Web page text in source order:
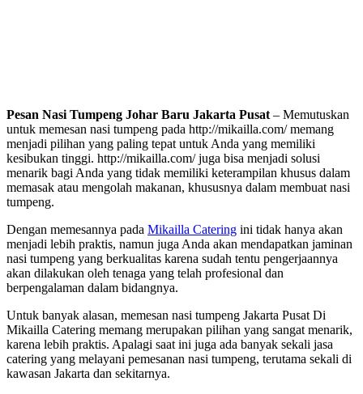
Pesan Nasi Tumpeng Johar Baru Jakarta Pusat – Memutuskan
untuk memesan nasi tumpeng pada http://mikailla.com/ memang
menjadi pilihan yang paling tepat untuk Anda yang memiliki
kesibukan tinggi. http://mikailla.com/ juga bisa menjadi solusi
menarik bagi Anda yang tidak memiliki keterampilan khusus dalam
memasak atau mengolah makanan, khususnya dalam membuat nasi
tumpeng.
Dengan memesannya pada Mikailla Catering ini tidak hanya akan
menjadi lebih praktis, namun juga Anda akan mendapatkan jaminan
nasi tumpeng yang berkualitas karena sudah tentu pengerjaannya
akan dilakukan oleh tenaga yang telah profesional dan
berpengalaman dalam bidangnya.
Untuk banyak alasan, memesan nasi tumpeng Jakarta Pusat Di
Mikailla Catering memang merupakan pilihan yang sangat menarik,
karena lebih praktis. Apalagi saat ini juga ada banyak sekali jasa
catering yang melayani pemesanan nasi tumpeng, terutama sekali di
kawasan Jakarta dan sekitarnya.